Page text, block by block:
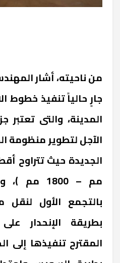
من ناحيته، أشار
جارٍ حالياً تنفيذ خطوط
المدينة، والتى
الآجل لتطوير منظومة
مم –
بالتجمع الأول
بطريقة الإنحدار
المقترح تنفيذها إلى